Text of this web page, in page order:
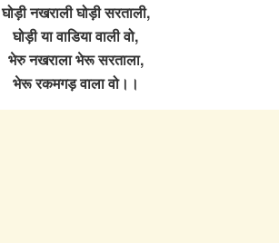
घोड़ी नखराली घोड़ी सरताली,
घोड़ी या वाडिया वाली वो,
भेरु नखराला भेरू सरताला,
भेरू रकमगड़ वाला वो।।